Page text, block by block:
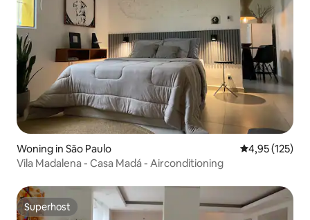
Woning in São Paulo Gemiddelde
4,95 (125)
Vila Madalena - Casa Madá - Airconditioning
Superhost
Superhost